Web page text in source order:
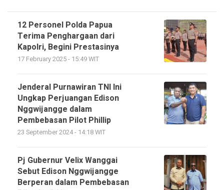
12 Personel Polda Papua
Terima Penghargaan dari
Kapolri, Begini Prestasinya
17 February 2025 - 15:49 WIT
Jenderal Purnawiran TNI Ini
Ungkap Perjuangan Edison
Nggwijangge dalam
Pembebasan Pilot Phillip
23 September 2024 - 14:18 WIT
Pj Gubernur Velix Wanggai
Sebut Edison Nggwijangge
Berperan dalam Pembebasan